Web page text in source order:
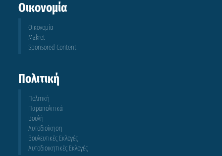
Οικονομία
Οικονομία
Makret
Sponsored Content
Πολιτική
Πολιτική
Παραπολιτικά
Βουλή
Αυτοδιοίκηση
Βουλευτικές Εκλογές
Αυτοδιοικητικές Εκλογές